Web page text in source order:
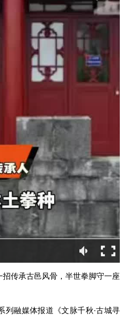
传承古邑风骨，半世拳脚守一座
列融媒体报道《文脉千秋·古城寻